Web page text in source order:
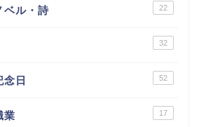
ベル・詩 22
32
日 52
業 17